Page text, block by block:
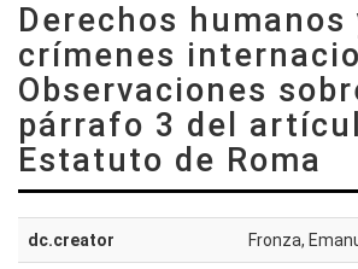
Derechos humanos
crímenes
Observaciones
párrafo 3 del
Estatuto de Roma
dc.creator Fronza,